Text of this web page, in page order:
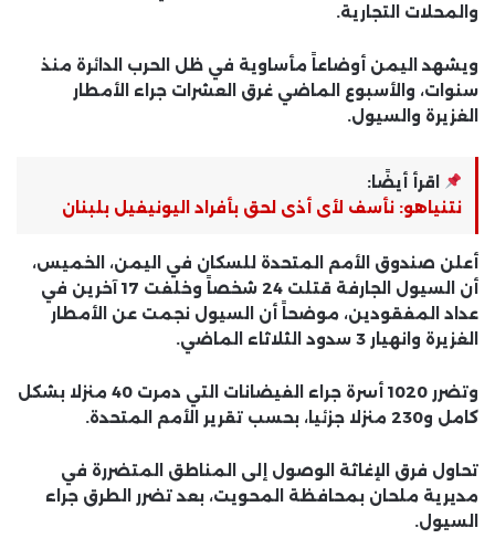
والمحلات التجارية.
ويشهد اليمن أوضاعاً مأساوية في ظل الحرب الدائرة منذ
سنوات، والأسبوع الماضي غرق العشرات جراء الأمطار
الغزيرة والسيول.
اقرأ أيضًا:
نتنياهو: نأسف لأى أذى لحق بأفراد اليونيفيل بلبنان
أعلن صندوق الأمم المتحدة للسكان في اليمن، الخميس،
أن السيول الجارفة قتلت 24 شخصاً وخلفت 17 آخرين في
عداد المفقودين، موضحاً أن السيول نجمت عن الأمطار
الغزيرة وانهيار 3 سدود الثلاثاء الماضي.
وتضرر 1020 أسرة جراء الفيضانات التي دمرت 40 منزلا بشكل
كامل و230 منزلا جزئيا، بحسب تقرير الأمم المتحدة.
تحاول فرق الإغاثة الوصول إلى المناطق المتضررة في
مديرية ملحان بمحافظة المحويت، بعد تضرر الطرق جراء
السيول.